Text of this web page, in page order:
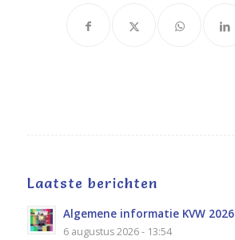
Laatste berichten
Algemene informatie KVW 2026
6 augustus 2026 - 13:54